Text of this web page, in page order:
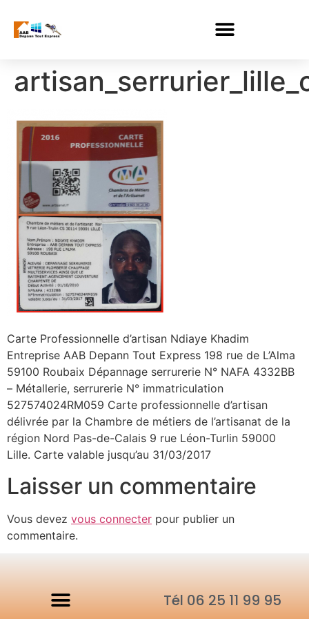
Carte Professionnelle d’artisan Ndiaye Khadim
Entreprise AAB Depann Tout Express 198 rue de L’Alma
59100 Roubaix Dépannage serrurerie N° NAFA 4332BB
– Métallerie, serrurerie N° immatriculation
527574024RM059 Carte professionnelle d’artisan
délivrée par la Chambre de métiers de l’artisanat de la
région Nord Pas-de-Calais 9 rue Léon-Turlin 59000
Lille. Carte valable jusqu’au 31/03/2017
Laisser un commentaire
Vous devez vous connecter pour publier un
commentaire.
Tél 06 25 11 99 95